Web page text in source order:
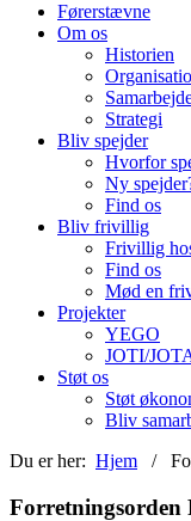
Førerstævne
Om os
Historien
Strategi
Bliv spejder
Hvorfor
Ny
Find os
Bliv frivillig
Frivillig
Find os
Mød en
Projekter
YEGO
JOTI/
Støt os
Støt
Bliv
Du er her: Hjem /
Forretningsorden